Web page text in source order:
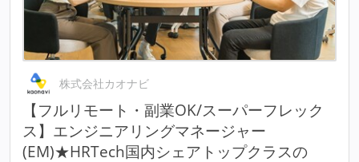
株式会社カオナビ
【フルリモート・副業OK/スーパーフレック
ス】エンジニアリングマネージャー
(EM)★HRTech国内シェアトップクラスの